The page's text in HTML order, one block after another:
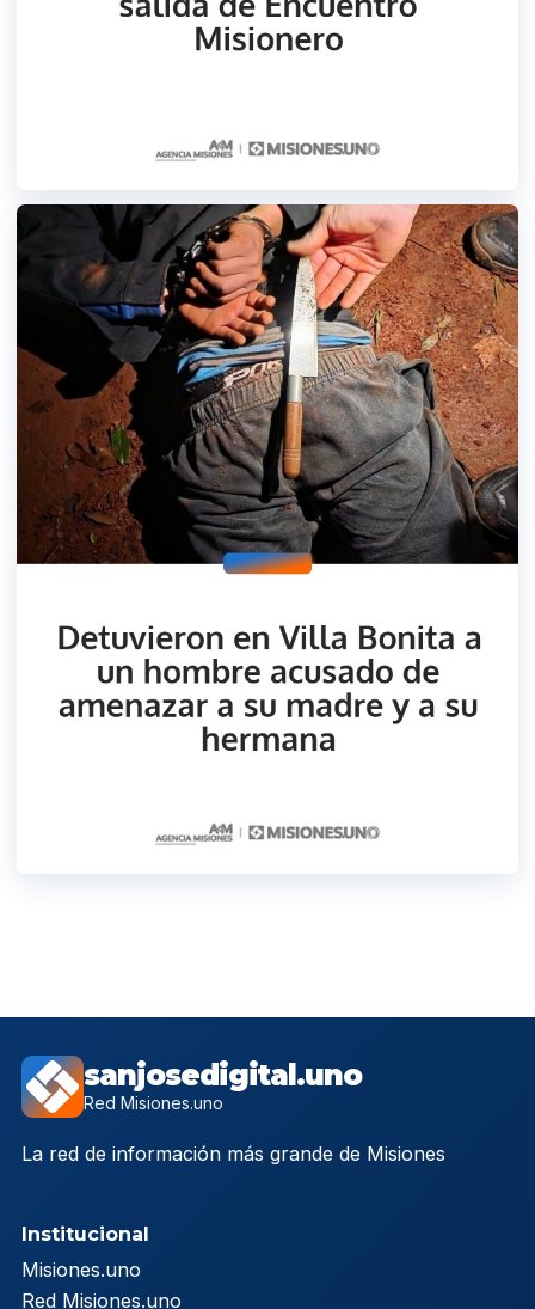
sanjosedigital.uno
Red Misiones.uno
La red de información más grande de Misiones
Institucional
Misiones.uno
Red Misiones.uno